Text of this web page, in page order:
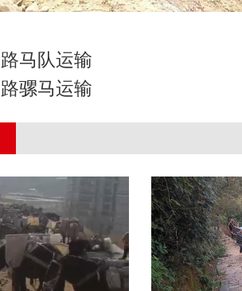
马队运输
骡马运输